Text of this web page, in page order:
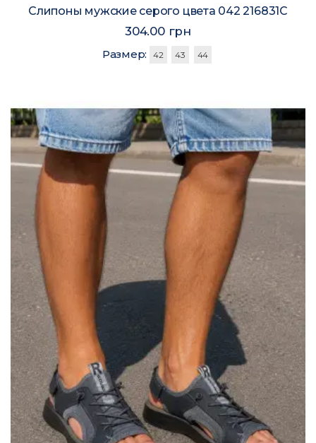
Слипоны мужские серого цвета 042 216831C
304.00 грн
Размер: 42 43 44